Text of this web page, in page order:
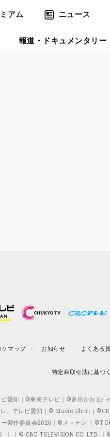
アム ニュース
報道・ドキュメンタリー
ケマップ お知らせ よくある
特定商取引法に基づ
愛知｜©東海テレビ｜©多田かおる/
、テレビ愛知｜© Studio Ghibli｜
作委員会2026｜©メ～テレ ｜
｜ ｜© CBC TELEVISION CO.,LTD.